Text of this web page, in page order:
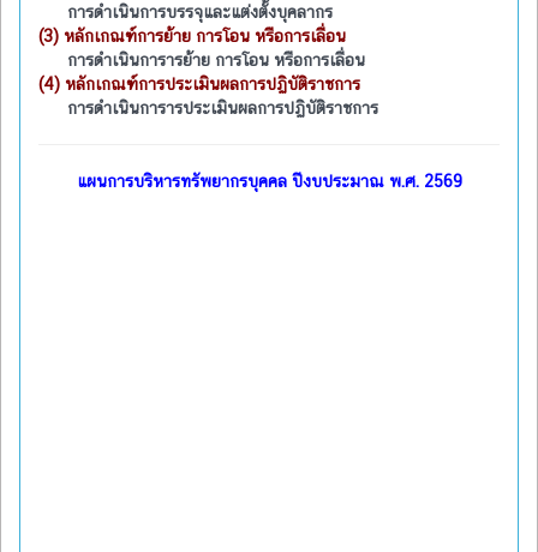
การดำเนินการบรรจุและแต่งตั้งบุคลากร
(3) หลักเกณฑ์การย้าย การโอน หรือการเลื่อน
การดำเนินการารย้าย การโอน หรือการเลื่อน
(4) หลักเกณฑ์การประเมินผลการปฏิบัติราชการ
การดำเนินการารประเมินผลการปฏิบัติราชการ
แผนการบริหารทรัพยากรบุคคล ปีงบประมาณ พ.ศ. 2569